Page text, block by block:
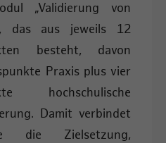
„Validierung von
das aus jeweils 12
besteht, davon
Praxis plus vier
hochschulische
Damit verbindet
die Zielsetzung,